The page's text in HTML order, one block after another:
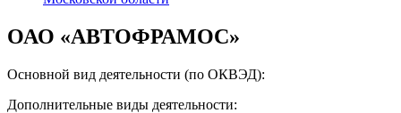
ОАО «АВТОФРАМОС»
Основной вид деятельности (по ОКВЭД):
Дополнительные виды деятельности: